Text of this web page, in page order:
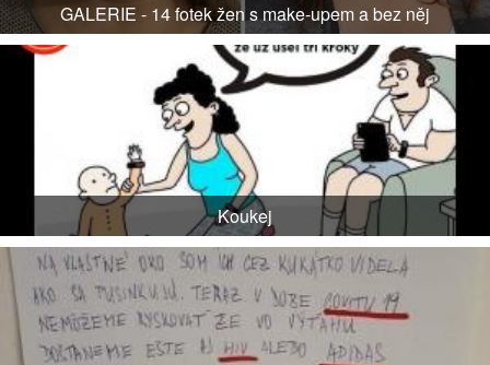
GALERIE - 14 fotek žen s make-upem a bez něj
Koukej